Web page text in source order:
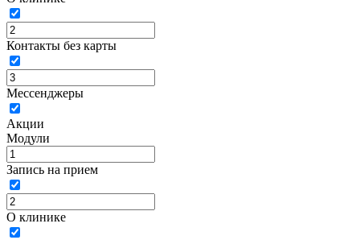
Контакты без карты
Мессенджеры
Акции
Модули
Запись на прием
О клинике